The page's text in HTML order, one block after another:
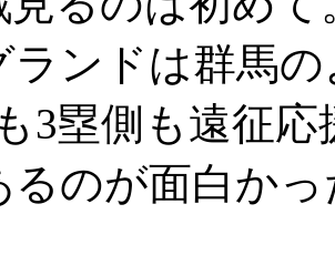
ランドは群馬
3塁側も遠征
るのが面白か